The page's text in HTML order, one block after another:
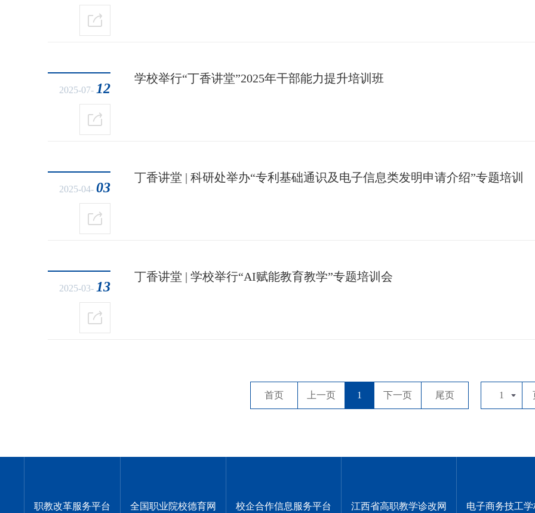
2025-07- 12
学校举行“丁香讲堂”2025年干部能力提升培训班
2025-04- 03
丁香讲堂 | 科研处举办“专利基础通识及电子信息类发明申请介绍”专题培训
2025-03- 13
丁香讲堂 | 学校举行“AI赋能教育教学”专题培训会
首页 上一页 1 下一页 尾页 1
职教改革服务平台 全国职业院校德育网 校企合作信息服务平台 江西省高职教学诊改网 电子商务技工学